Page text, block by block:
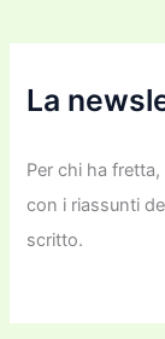
La
Per chi ha
con i riassunti
scritto.